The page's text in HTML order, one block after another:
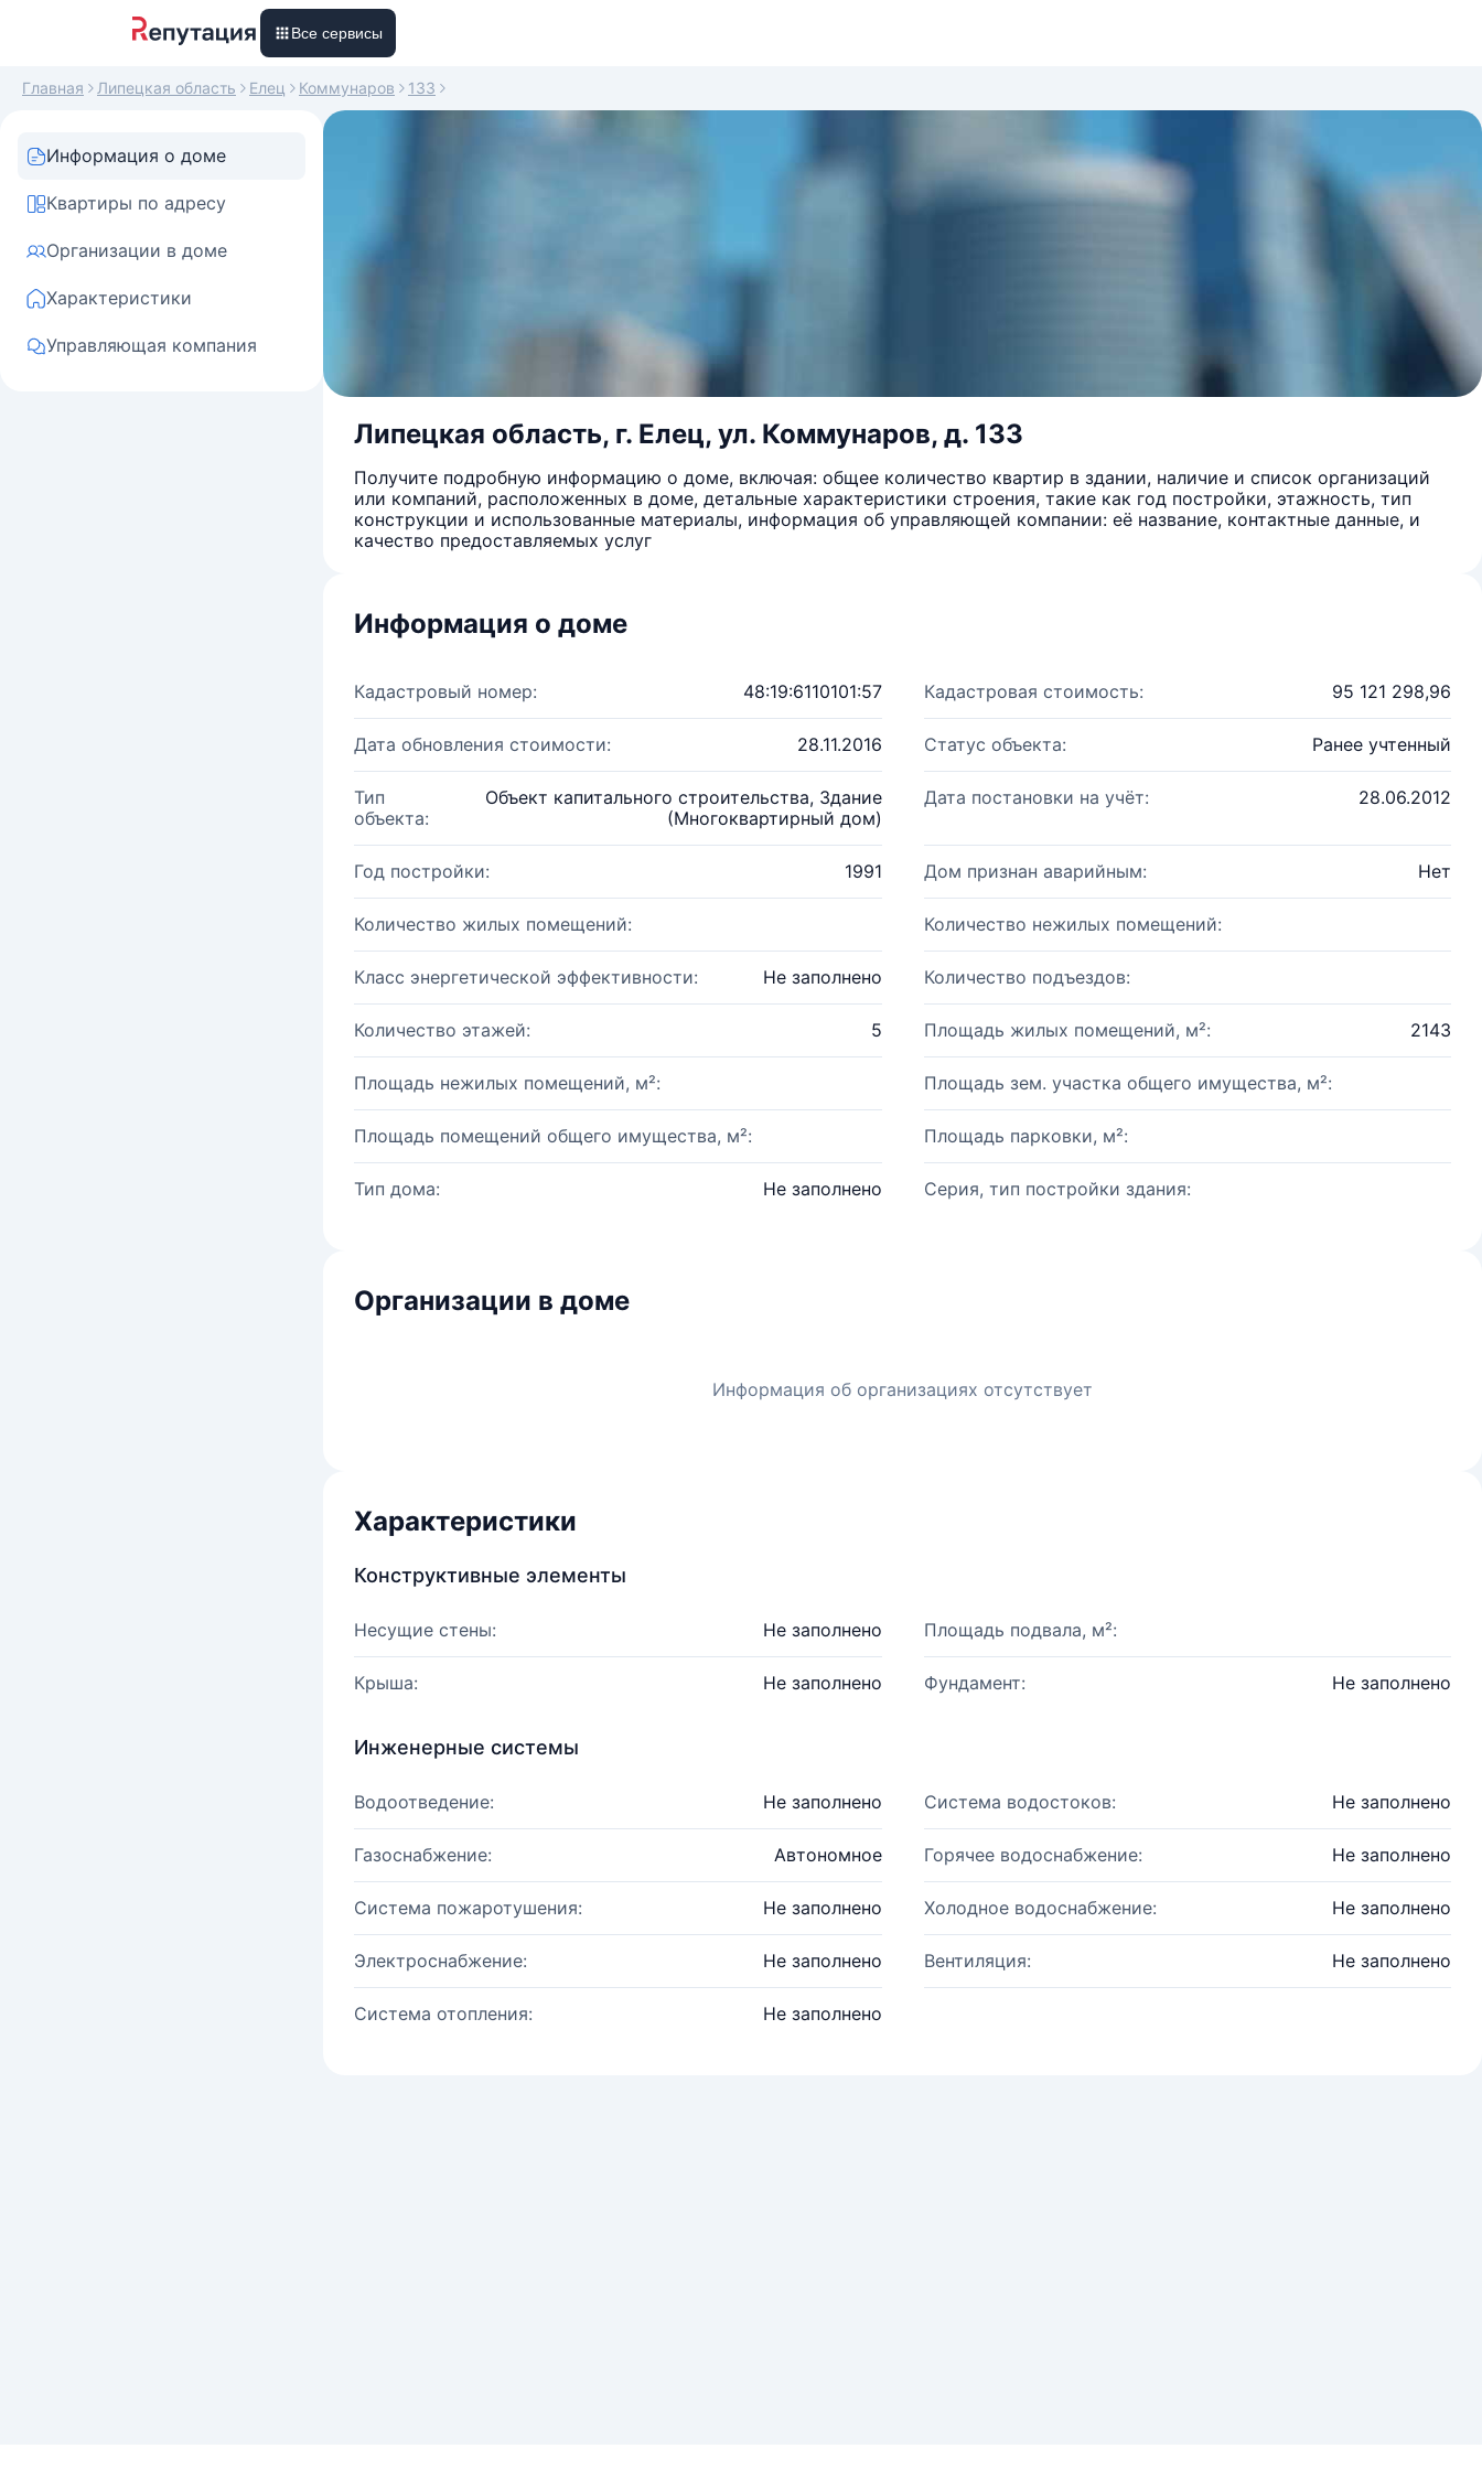
Все сервисы
Главная Липецкая область Елец Коммунаров 133
Информация о доме
Квартиры по адресу
Организации в доме
Характеристики
Управляющая компания
Липецкая область, г. Елец, ул. Коммунаров, д. 133
Получите подробную информацию о доме, включая: общее количество квартир в здании, наличие и список организаций
или компаний, расположенных в доме, детальные характеристики строения, такие как год постройки, этажность, тип
конструкции и использованные материалы, информация об управляющей компании: её название, контактные данные, и
качество предоставляемых услуг
Информация о доме
Кадастровый номер: 48:19:6110101:57 Кадастровая стоимость: 95 121 298,96
Дата обновления стоимости: 28.11.2016 Статус объекта: Ранее учтенный
Тип
объекта:
Объект капитального строительства, Здание
(Многоквартирный дом)
Дата постановки на учёт: 28.06.2012
Год постройки: 1991 Дом признан аварийным: Нет
Количество жилых помещений: Количество нежилых помещений:
Класс энергетической эффективности: Не заполнено Количество подъездов:
Количество этажей: 5 Площадь жилых помещений, м²: 2143
Площадь нежилых помещений, м²: Площадь зем. участка общего имущества, м²:
Площадь помещений общего имущества, м²: Площадь парковки, м²:
Тип дома: Не заполнено Серия, тип постройки здания:
Организации в доме
Информация об организациях отсутствует
Характеристики
Конструктивные элементы
Несущие стены: Не заполнено Площадь подвала, м²:
Крыша: Не заполнено Фундамент: Не заполнено
Инженерные системы
Водоотведение: Не заполнено Система водостоков: Не заполнено
Газоснабжение: Автономное Горячее водоснабжение: Не заполнено
Система пожаротушения: Не заполнено Холодное водоснабжение: Не заполнено
Электроснабжение: Не заполнено Вентиляция: Не заполнено
Система отопления: Не заполнено